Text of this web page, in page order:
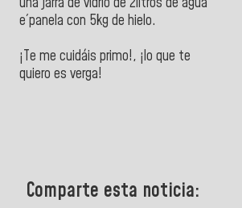
e´panela con 5kg de hielo.
¡Te me cuidáis primo!, ¡lo que te
quiero es verga!
Comparte esta noticia: